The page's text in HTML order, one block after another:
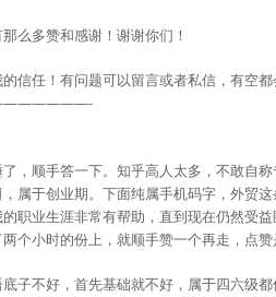
么多赞和感谢！谢谢你们！
信任！有问题可以留言或者私信，有空都
，顺手答一下。知乎高人太多，不敢自
属于创业期。下面纯属手机码字，外贸
职业生涯非常有帮助，直到现在仍然受
个小时的份上，就顺手赞一个再走，点赞
子不好，首先基础就不好，属于四六级